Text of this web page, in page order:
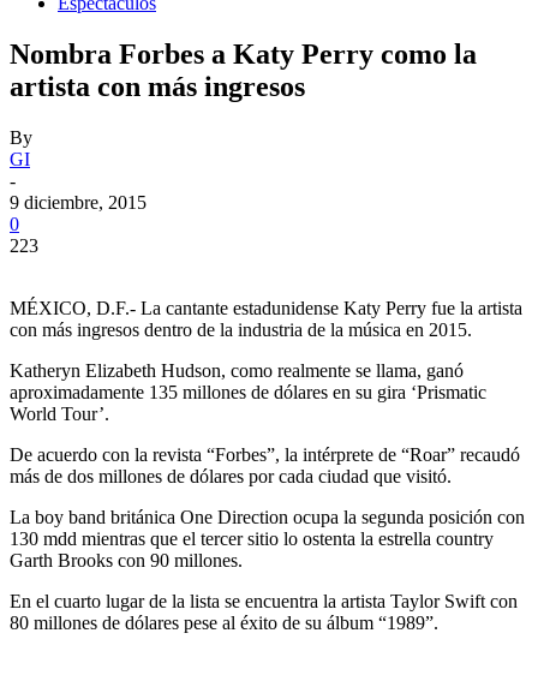
Nombra Forbes a Katy Perry como la
artista con más ingresos
By
GI
-
9 diciembre, 2015
0
223
MÉXICO, D.F.- La cantante estadunidense Katy Perry fue la artista
con más ingresos dentro de la industria de la música en 2015.
Katheryn Elizabeth Hudson, como realmente se llama, ganó
aproximadamente 135 millones de dólares en su gira ‘Prismatic
World Tour’.
De acuerdo con la revista “Forbes”, la intérprete de “Roar” recaudó
más de dos millones de dólares por cada ciudad que visitó.
La boy band británica One Direction ocupa la segunda posición con
130 mdd mientras que el tercer sitio lo ostenta la estrella country
Garth Brooks con 90 millones.
En el cuarto lugar de la lista se encuentra la artista Taylor Swift con
80 millones de dólares pese al éxito de su álbum “1989”.